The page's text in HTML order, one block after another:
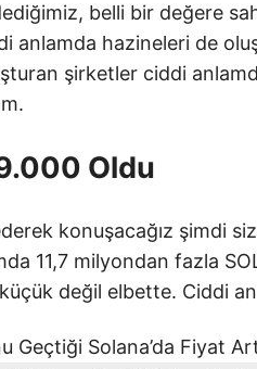
belli bir değere
anlamda hazineleri de
şirketler ciddi
Oldu
konuşacağız şimdi
11,7 milyondan fazla
değil elbette. Ciddi